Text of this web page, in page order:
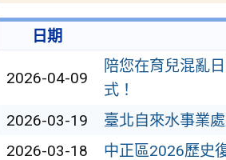
日期
2026-04-09
陪您在育兒混亂
式！
2026-03-19 臺北自來水事業
2026-03-18 中正區2026歷史